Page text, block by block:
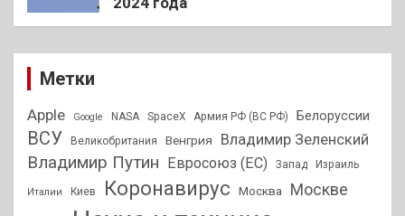
Метки
Apple Google NASA SpaceX Армия РФ (ВС РФ) Белоруссии
ВСУ Великобритания Венгрия Владимир Зеленский
Владимир Путин Евросоюз (ЕС) Запад Израиль
Италии Киев Коронавирус Москва Москве